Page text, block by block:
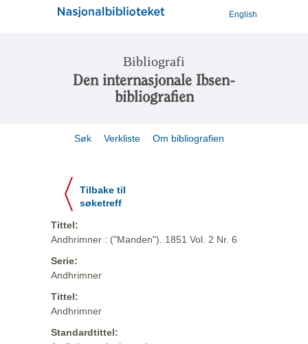
English
Bibliografi
Den internasjonale Ibsen-
bibliografien
Søk Verkliste Om bibliografien
Tilbake til
søketreff
Tittel:
Andhrimner : ("Manden"). 1851 Vol. 2 Nr. 6
Serie:
Andhrimner
Tittel:
Andhrimner
Standardtittel: